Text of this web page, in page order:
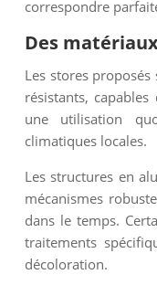
correspondre
Des
Les stores
résistants,
une utilisation
climatiques locales.
Les structures en
mécanismes
dans le temps.
traitements
décoloration.